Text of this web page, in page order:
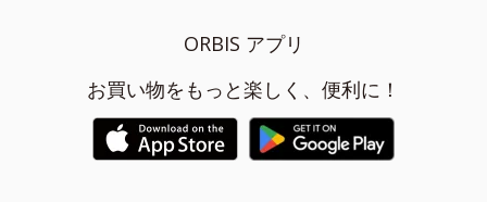
ORBIS アプリ
お買い物をもっと楽しく、便利に！